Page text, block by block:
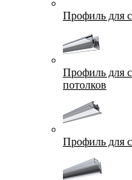
Профиль для
Профиль для
потолков
Профиль для